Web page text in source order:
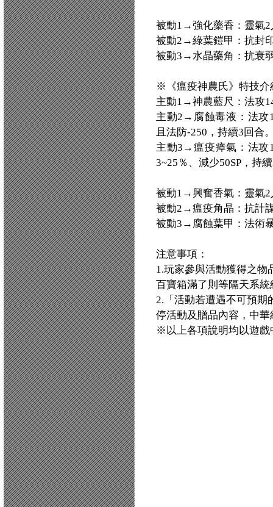
被動1→強化藥香：靈氣2
被動2→綠葉鎧甲：抗封
被動3→水晶藥角：抗衰
※《瘟疫神農氏》特技介
主動1→神農藍尺：法攻
主動2→腐蝕毒液：法攻
且法防-250，持續3回合
主動3→瘟疫瘴氣：法攻
3~25％、減少50SP，持
被動1→興奮香氣：靈氣2
被動2→瘟疫角晶：抗計
被動3→腐蝕葉甲：法術
注意事項：
1.玩家參與活動獲得之
百寶箱滿了則等隔天系
2.「活動若遭遇不可預期
停活動及贈品內容，中
※以上各項說明均以遊戲